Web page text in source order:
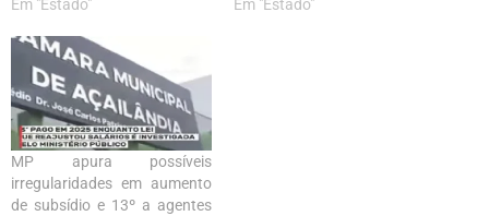
Em "Estado"
Em "Estado"
MP apura possíveis
irregularidades em aumento
de subsídio e 13º a agentes